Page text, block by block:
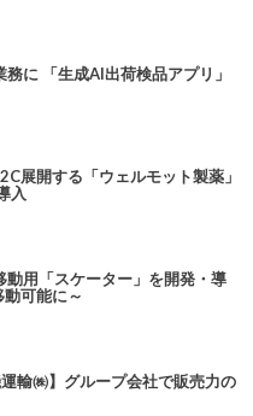
に 「生成AI出荷検品アプリ」
展開する「ウェルモット製薬」
入
用「スケーター」を開発・導
可能に～
輸㈱】グループ会社で販売力の